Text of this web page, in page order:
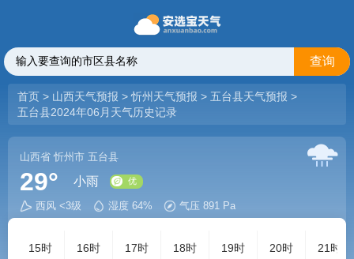
查询
首页 > 山西天气预报 >忻州天气预报 > 五台县天气预报 >
五台县2024年06月天气历史记录
山西省 忻州市 五台县
29° 小雨
优
西风 <3级 湿度 64% 气压 891 Pa
15时 16时 17时 18时 19时 20时 21时